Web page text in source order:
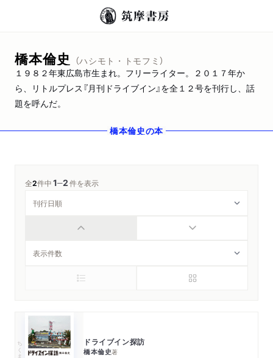
橋本倫史 （ハシモト・トモフミ）
１９８２年東広島市生まれ。フリーライター。２０１７年か
ら、リトルプレス『月刊ドライブイン』を全１２号を刊行し、話
題を呼んだ。
橋本倫史の本
全2件中1─2件を表示
ちくま文庫 ドライブイン探訪
橋本倫史著